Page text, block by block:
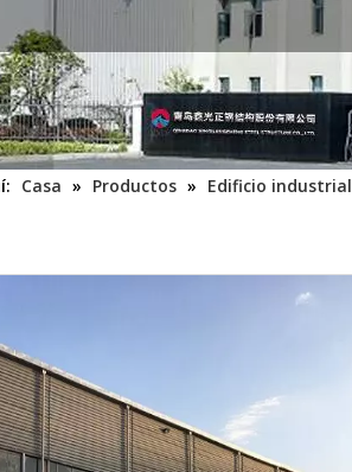
Casa » Productos » Edificio industrial